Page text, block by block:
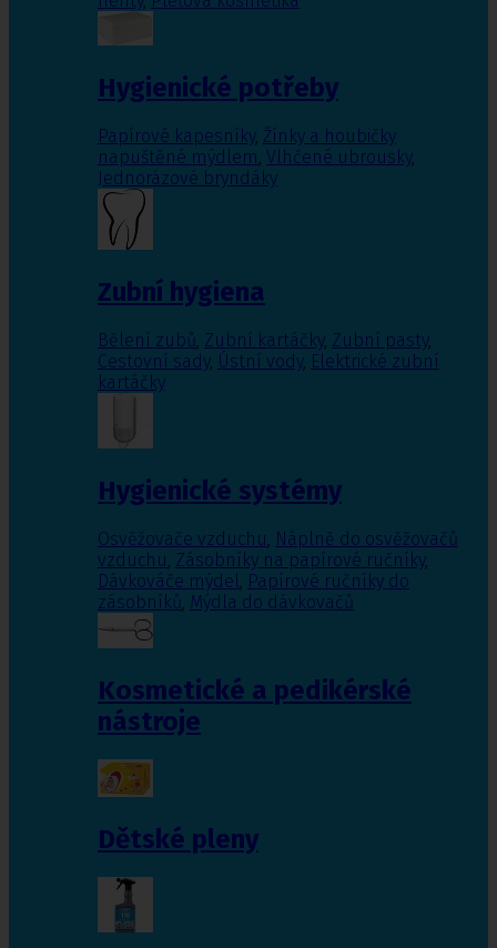
Hygienické potřeby
Papírové kapesníky, Žínky a houbičky
napuštěné mýdlem, Vlhčené ubrousky,
Jednorázové bryndáky
Zubní hygiena
Bělení zubů, Zubní kartáčky, Zubní pasty,
Cestovní sady, Ústní vody, Elektrické zubní
kartáčky
Hygienické systémy
Osvěžovače vzduchu, Náplně do osvěžovačů
vzduchu, Zásobníky na papírové ručníky,
Dávkováče mýdel, Papírové ručníky do
zásobníků, Mýdla do dávkovačů
Kosmetické a pedikérské
nástroje
Dětské pleny